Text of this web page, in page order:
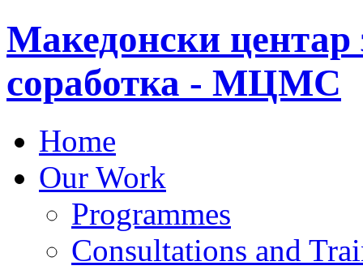
Македонски центар
соработка - МЦМС
Home
Our Work
Programmes
Consultations and